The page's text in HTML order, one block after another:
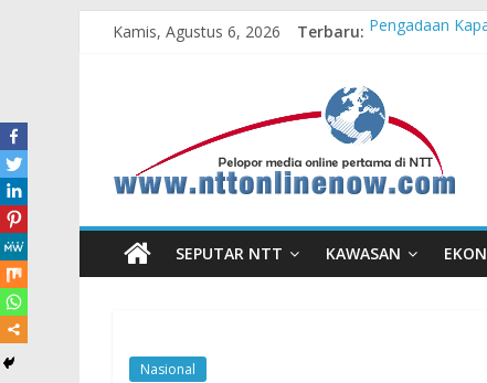
Kamis, Agustus 6, 2026 Terbaru: Pengadaan
Hasil KKN
Kelurahan
SEPUTAR NTT KAWASAN
Nasional